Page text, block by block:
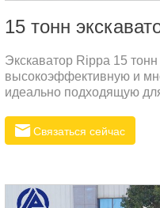
15 тонн
Экскаватор Rippa 15
высокоэффективную и
идеально подходящую
надёжная техника,
технологиями, что
Связаться сейчас